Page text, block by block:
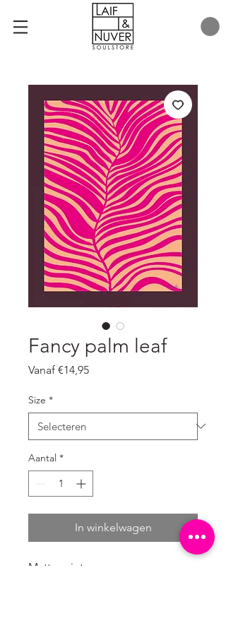
Fancy palm leaf
Vanaf €14,95Verkoopprijs
Size *
Aantal *
In winkelwagen
Matte print op